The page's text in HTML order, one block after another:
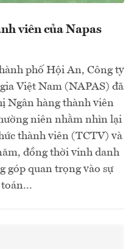
viên của Napas
phố Hội An, Công ty
Việt Nam (NAPAS) đã
Ngân hàng thành viên
niên nhằm nhìn lại
thành viên (TCTV) và
đồng thời vinh danh
góp quan trọng vào sự